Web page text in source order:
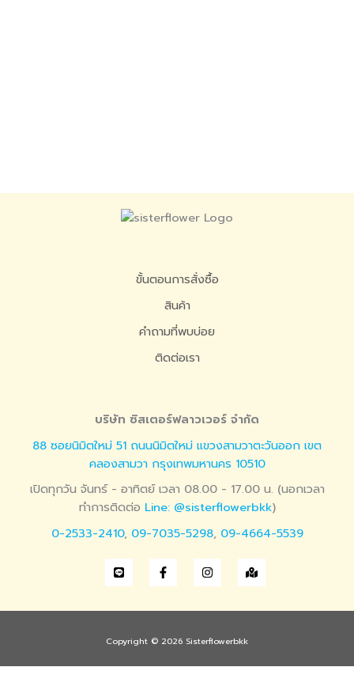
ขั้นตอนการสั่งซื้อ
สินค้า
คำถามที่พบบ่อย
ติดต่อเรา
บริษัท ซิสเตอร์ฟลาวเวอร์ จำกัด
88 ซอยนิมิตใหม่ 51 ถนนนิมิตใหม่ แขวงสามวาตะวันออก เขต
คลองสามวา กรุงเทพมหานคร 10510
เปิดทุกวัน จันทร์ - อาทิตย์ เวลา 08.00 - 17.00 น. (นอกเวลา
ทำการติดต่อ Line: @sisterflowerbkk)
0-2533-2410, 09-7035-5298, 09-4664-5539
Copyright © 2026 Sisterflowerbkk